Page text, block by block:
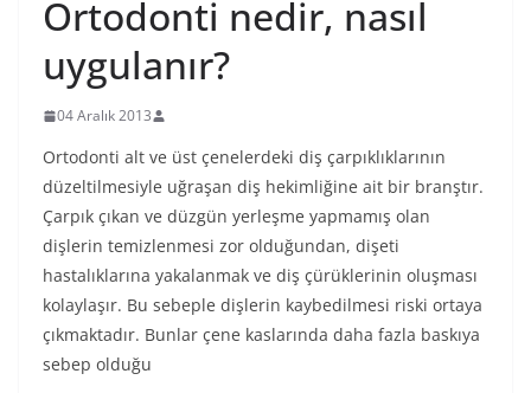
Ortodonti nedir, nasıl
uygulanır?
04 Aralık 2013
Ortodonti alt ve üst çenelerdeki diş çarpıklıklarının
düzeltilmesiyle uğraşan diş hekimliğine ait bir branştır.
Çarpık çıkan ve düzgün yerleşme yapmamış olan
dişlerin temizlenmesi zor olduğundan, dişeti
hastalıklarına yakalanmak ve diş çürüklerinin oluşması
kolaylaşır. Bu sebeple dişlerin kaybedilmesi riski ortaya
çıkmaktadır. Bunlar çene kaslarında daha fazla baskıya
sebep olduğu